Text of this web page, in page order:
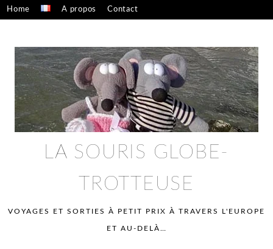
Skip
to
Home A propos Contact
LA SOURIS GLOBE-
TROTTEUSE
VOYAGES ET SORTIES À PETIT PRIX À TRAVERS L'EUROPE
ET AU-DELÀ…